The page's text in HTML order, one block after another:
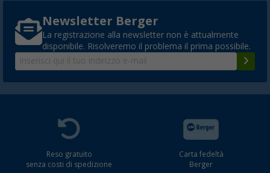
Newsletter Berger
La registrazione alla newsletter non è attualmente
disponibile. Risolveremo il problema il prima possibile.
Reso gratuito
senza costi di spedizione
Carta fedeltà
Berger